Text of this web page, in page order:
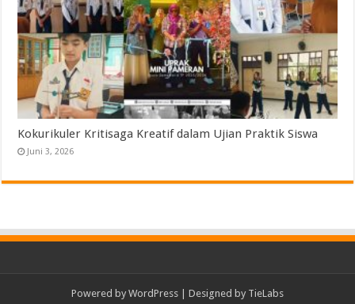
Kokurikuler Kritisaga Kreatif dalam Ujian Praktik Siswa
Juni 3, 2026
Powered by WordPress | Designed by TieLabs